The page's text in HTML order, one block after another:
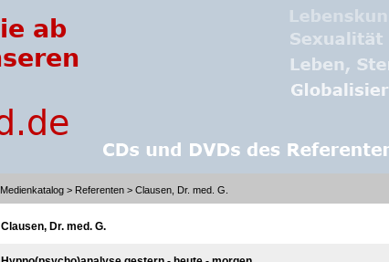
Medienkatalog > Referenten > Clausen, Dr. med. G.
Clausen, Dr. med. G.